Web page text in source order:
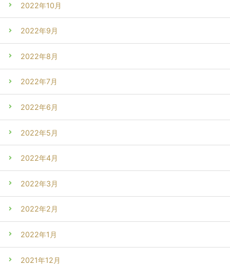
2022年10月
2022年9月
2022年8月
2022年7月
2022年6月
2022年5月
2022年4月
2022年3月
2022年2月
2022年1月
2021年12月